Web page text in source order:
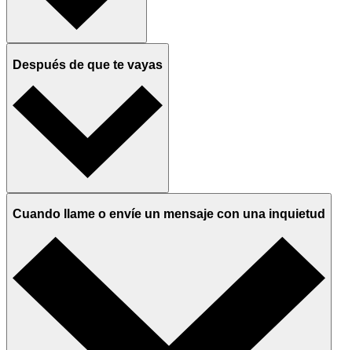
Después de que te vayas
Cuando llame o envíe un mensaje con una inquietud